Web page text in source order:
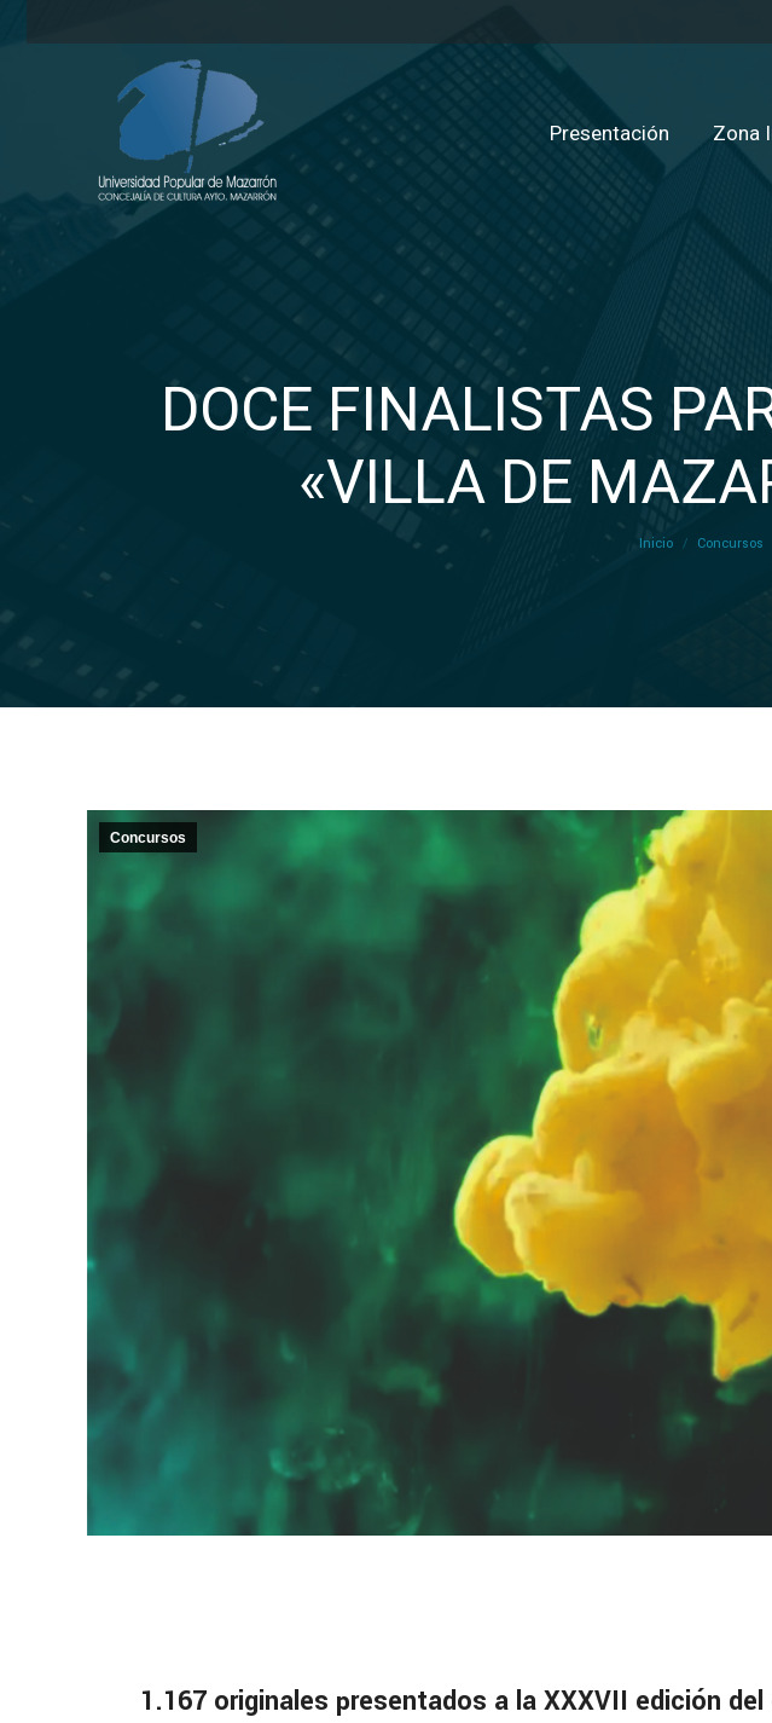
Presentación Zona
DOCE FINALISTAS
«VILLA DE
Inicio Concursos
Concursos
1.167 originales presentados a la XXXVII edición